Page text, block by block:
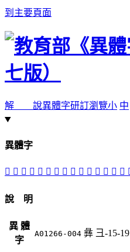
到主要頁面
解 說異體字研訂瀏覽小 中
異體字
󱶓 𢁔 󱵹 󱵸 𢇏 󱶂 󱶏 󱶑 󱵴 󱵿 󱶐 󱵰 󱵷 󱶇 󱶆
說 明
異 體
字
A01266-004 彝 彐-15-19